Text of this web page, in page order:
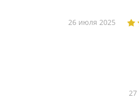
26 июля 2025